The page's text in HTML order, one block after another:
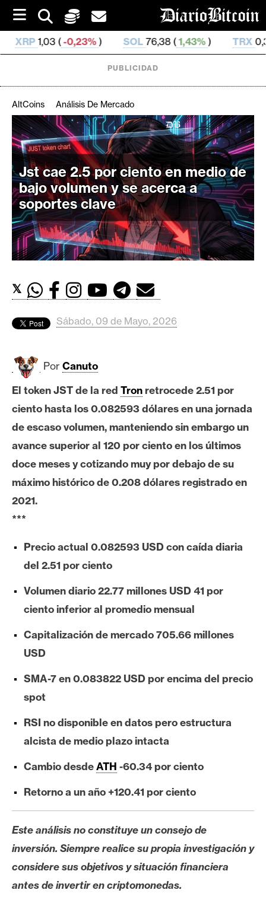
i
t
o
) SOL76,38 (1,43%) TRX0,329 52 ( 0,19%)
C
r
i
p
t
o
M
e
r
d
s
B
t
c
o
i
e
e
u
m
I
A
A
á
l
s
i
N
o
t
a
PUBLICIDAD
AltCoins Análisis De Mercado
Jst cae 2.5 por ciento en medio de
bajo volumen y se acerca a
soportes clave
𝕏
Sábado, 09 de Mayo, 2026
Por Canuto
El token JST de la red Tronretrocede 2.51 por
ciento hasta los 0.082593 dólares en una jornada
de escaso volumen, manteniendo sin embargo un
avance superior al 120 por ciento en los últimos
doce meses y cotizando muy por debajo de su
máximo histórico de 0.208 dólares registrado en
2021.
***
Precio actual 0.082593 USD con caída diaria
del 2.51 por ciento
Volumen diario 22.77 millones USD 41 por
ciento inferior al promedio mensual
Capitalización de mercado 705.66 millones
USD
SMA-7 en 0.083822 USD por encima del precio
spot
RSI no disponible en datos pero estructura
alcista de medio plazo intacta
Cambio desdeATH -60.34 por ciento
Retorno a un año +120.41 por ciento
Este análisis no constituye un consejo de
inversión. Siempre realice su propia investigación y
considere sus objetivos y situación financiera
antes de invertir en criptomonedas.